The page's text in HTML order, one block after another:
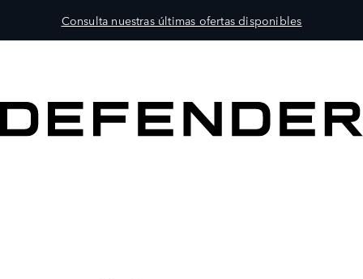
Consulta nuestras últimas ofertas disponibles